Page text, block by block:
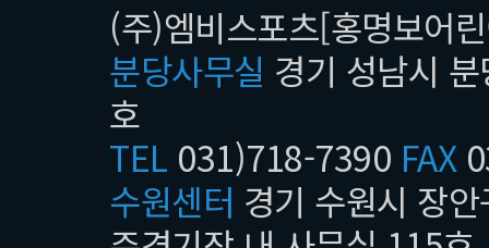
(주)엠비스포츠[홍명보어
분당사무실 경기 성남시
호
TEL 031)718-7390 FAX
수원센터 경기 수원시 장